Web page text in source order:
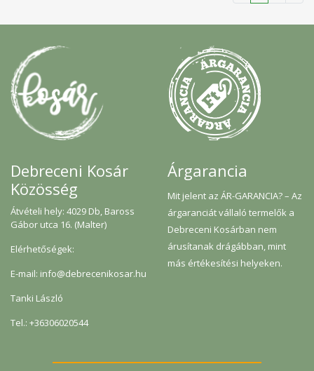
Debreceni Kosár
Közösség
Átvételi hely: 4029 Db, Baross
Gábor utca 16. (Malter)
Elérhetőségek:
E-mail: info@debrecenikosar.hu
Tanki László
Tel.: +36306020544
Árgarancia
Mit jelent az ÁR-GARANCIA? – Az
árgaranciát vállaló termelők a
Debreceni Kosárban nem
árusítanak drágábban, mint
más értékesítési helyeken.